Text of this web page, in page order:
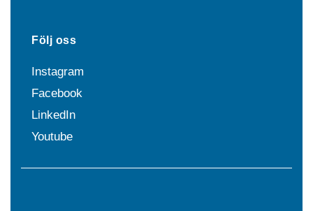
Följ oss
Instagram
Facebook
LinkedIn
Youtube